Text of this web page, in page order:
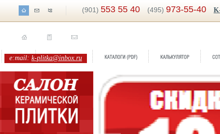
(901) 553 55 40 (495) 973-55-40
e:mail: k-plitka@inbox.ru